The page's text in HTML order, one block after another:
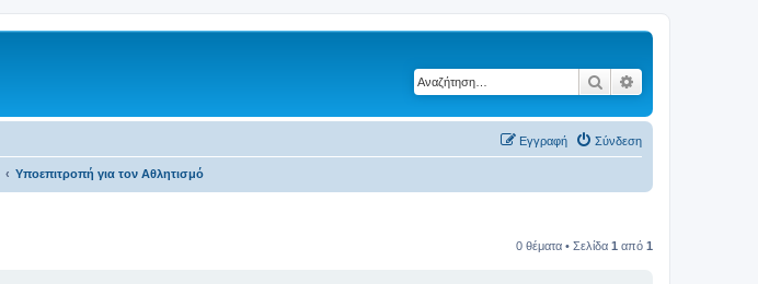
Αναζήτηση
Σύνδεση
Εγγραφή
Υποεπιτροπή για τον Αθλητισμό
0 θέματα • Σελίδα 1 από 1